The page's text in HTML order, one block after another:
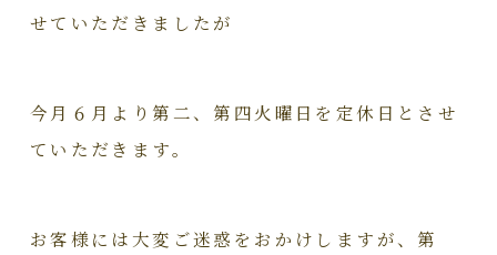
せていただきましたが
今月６月より第二、第四火曜日を定休日とさせ
ていただきます。
お客様には大変ご迷惑をおかけしますが、第